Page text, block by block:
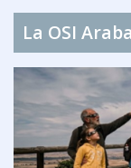
La OSI